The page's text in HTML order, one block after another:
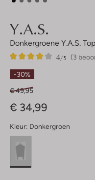
Y.a.s.
Donkergroene Y.a.s.
(3
4/5
3
4
Sterren
-30%
€ 49,95
€ 34,99
Kleur: Donkergroen